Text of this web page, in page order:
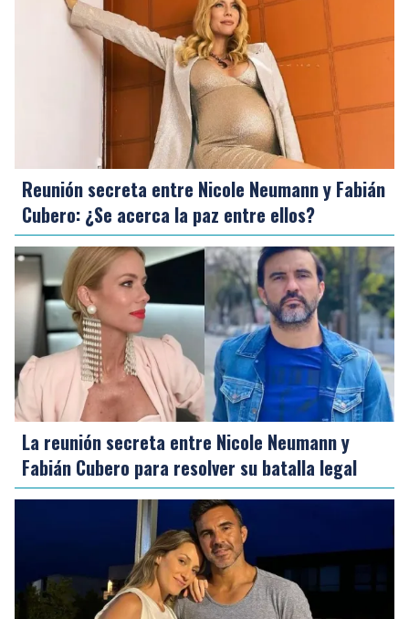
Reunión secreta entre Nicole Neumann y Fabián
Cubero: ¿Se acerca la paz entre ellos?
La reunión secreta entre Nicole Neumann y
Fabián Cubero para resolver su batalla legal